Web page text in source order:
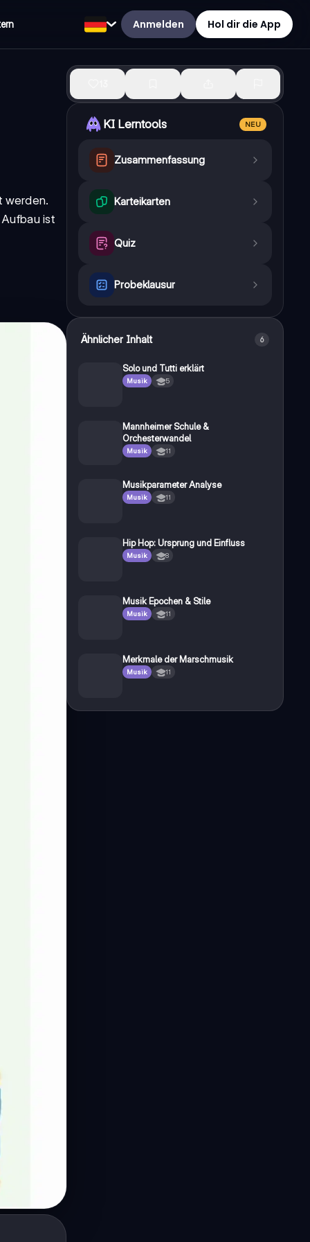
Anmelden Hol dir die App
werden.
ist
KI Lerntools NEU
Zusammenfassung
Karteikarten
Quiz
Probeklausur
Ähnlicher Inhalt 6
Solo und Tutti erklärt
Musik 5
Mannheimer Schule &
Orchesterwandel
Musik 11
Musikparameter Analyse
Musik 11
Hip Hop: Ursprung und Einfluss
Musik 8
Musik Epochen & Stile
Musik 11
Merkmale der Marschmusik
Musik 11